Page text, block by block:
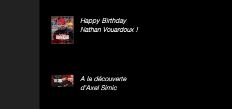
Happy Birthday
Nathan Vouardoux !
A la découverte
d’Axel Simic